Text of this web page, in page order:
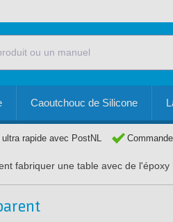
Caoutchouc de Silicone
ultra rapide avec PostNL
fabriquer une table avec de l'époxy